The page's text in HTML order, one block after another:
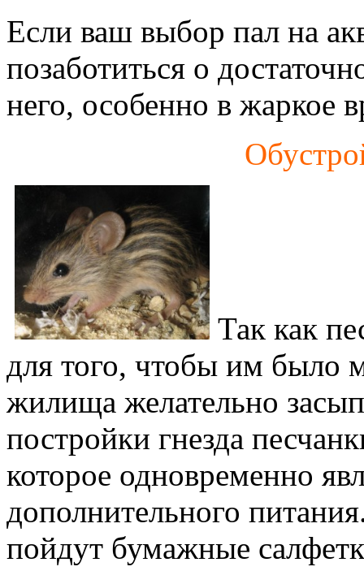
Если ваш выбор пал на
позаботиться о
него, особенно в жаркое
Так как
для того, чтобы им было
жилища желательно
постройки гнезда
которое одновременно
дополнительного
пойдут бумажные